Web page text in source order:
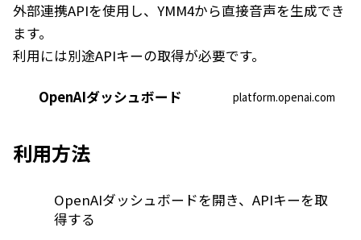
外部連携APIを使用し、YMM4から直接音声を生成でき
ます。
利用には別途APIキーの取得が必要です。
OpenAIダッシュボード platform.openai.com
利用方法
OpenAIダッシュボードを開き、APIキーを取
得する